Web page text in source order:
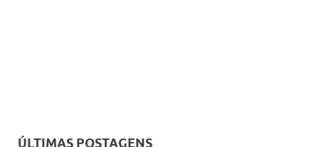
ÚLTIMAS POSTAGENS